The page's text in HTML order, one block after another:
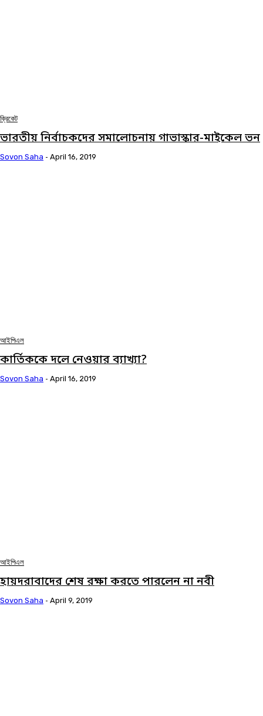
ক্রিকেট
ভারতীয় নির্বাচকদের সমালোচনায় গাভাস্কার-মাইকেল ভন
Sovon Saha - April 16, 2019
আইপিএল
কার্তিককে দলে নেওয়ার ব্যাখ্যা?
Sovon Saha - April 16, 2019
আইপিএল
হায়দরাবাদের শেষ রক্ষা করতে পারলেন না নবী
Sovon Saha - April 9, 2019